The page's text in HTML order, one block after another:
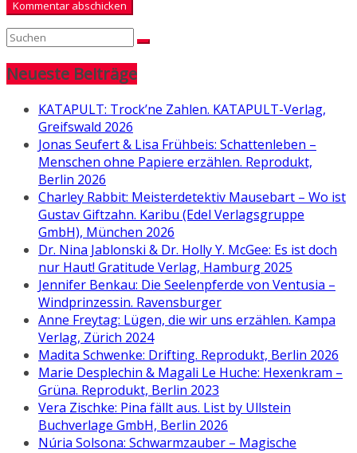
Neueste Beiträge
KATAPULT: Trock’ne Zahlen. KATAPULT-Verlag,
Greifswald 2026
Jonas Seufert & Lisa Frühbeis: Schattenleben –
Menschen ohne Papiere erzählen. Reprodukt,
Berlin 2026
Charley Rabbit: Meisterdetektiv Mausebart – Wo ist
Gustav Giftzahn. Karibu (Edel Verlagsgruppe
GmbH), München 2026
Dr. Nina Jablonski & Dr. Holly Y. McGee: Es ist doch
nur Haut! Gratitude Verlag, Hamburg 2025
Jennifer Benkau: Die Seelenpferde von Ventusia –
Windprinzessin. Ravensburger
Anne Freytag: Lügen, die wir uns erzählen. Kampa
Verlag, Zürich 2024
Madita Schwenke: Drifting. Reprodukt, Berlin 2026
Marie Desplechin & Magali Le Huche: Hexenkram –
Grüna. Reprodukt, Berlin 2023
Vera Zischke: Pina fällt aus. List by Ullstein
Buchverlage GmbH, Berlin 2026
Núria Solsona: Schwarmzauber – Magische